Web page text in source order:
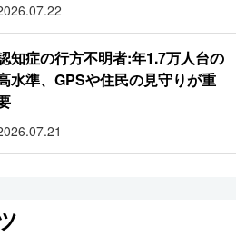
知症の行方不明者:年1.7万人台の
水準、GPSや住民の見守りが重